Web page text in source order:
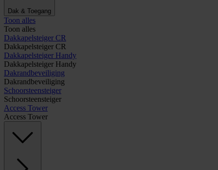
Dak & Toegang
Toon alles
Toon alles
Dakkapelsteiger CR
Dakkapelsteiger CR
Dakkapelsteiger Handy
Dakkapelsteiger Handy
Dakrandbeveiliging
Dakrandbeveiliging
Schoorsteensteiger
Schoorsteensteiger
Access Tower
Access Tower